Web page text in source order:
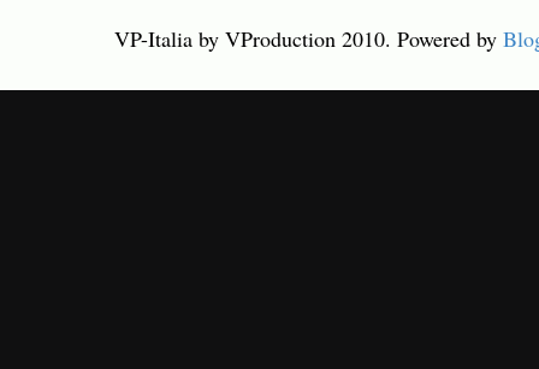
VP-Italia by VProduction 2010. Powered by